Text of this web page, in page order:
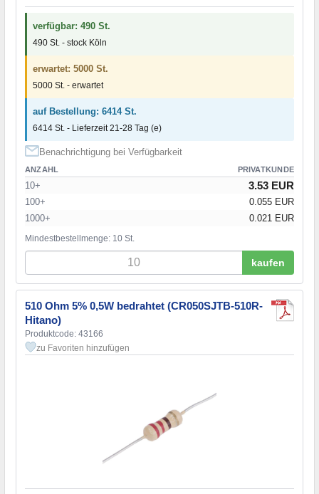
verfügbar: 490 St.
490 St. - stock Köln
erwartet: 5000 St.
5000 St. - erwartet
auf Bestellung: 6414 St.
6414 St. - Lieferzeit 21-28 Tag (e)
Benachrichtigung bei Verfügbarkeit
ANZAHL PRIVATKUNDE
10+ 3.53 EUR
100+
0.055 EUR
1000+
0.021 EUR
Mindestbestellmenge: 10 St.
kaufen
510 Ohm 5% 0,5W bedrahtet (CR050SJTB-510R-
Hitano)
Produktcode: 43166
zu Favoriten hinzufügen